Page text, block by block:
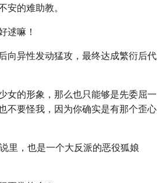
安的难助教。
逑嘛！
向异性发动猛攻，最终达成繁衍后代
女的形象，那么也只能够是先委屈一
不要怪我，因为你确实是有那个歪心
里，也是一个大反派的恶役狐娘